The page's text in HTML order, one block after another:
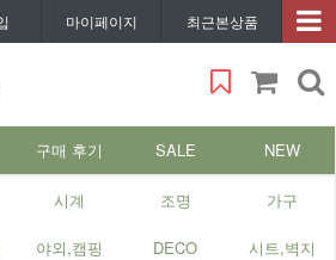
마이페이지 최근본상품
구매 후기 SALE NEW
시계 조명 가구
야외,캠핑 DECO 시트,벽지